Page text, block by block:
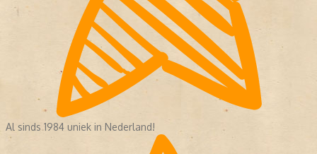
Al sinds 1984 uniek in Nederland!